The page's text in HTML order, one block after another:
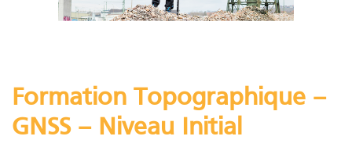
Formation Topographique –
GNSS – Niveau Initial